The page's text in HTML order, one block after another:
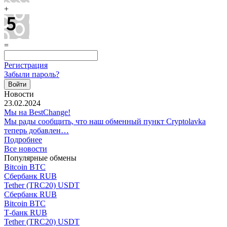
+
=
Регистрация
Забыли пароль?
Новости
23.02.2024
Мы на BestChange!
Мы рады сообщить, что наш обменный пункт Cryptolavka
теперь добавлен…
Подробнее
Все новости
Популярные обмены
Bitcoin BTC
Сбербанк RUB
Tether (TRC20) USDT
Сбербанк RUB
Bitcoin BTC
Т-банк RUB
Tether (TRC20) USDT